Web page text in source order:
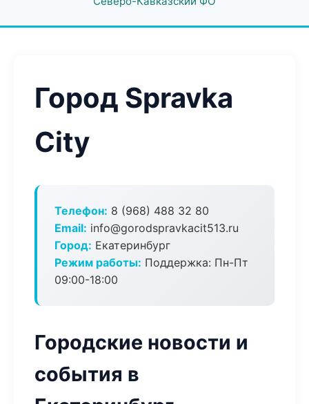
Город Spravka
City
Телефон: 8 (968) 488 32 80
Email: info@gorodspravkacit513.ru
Город: Екатеринбург
Режим работы: Поддержка: Пн-Пт
09:00-18:00
Городские новости и
события в